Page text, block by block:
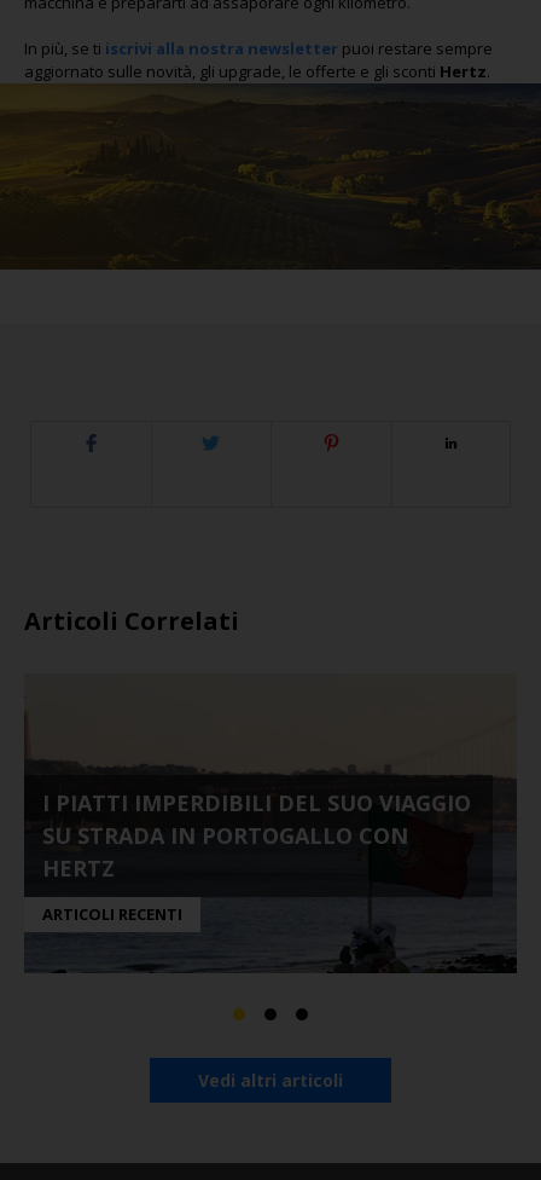
In più, se ti iscrivi alla nostra newsletter puoi restare sempre
aggiornato sulle novità, gli upgrade, le offerte e gli sconti Hertz.
Articoli Correlati
I PIATTI IMPERDIBILI DEL SUO VIAGGIO
SU STRADA IN PORTOGALLO CON
HERTZ
ARTICOLI RECENTI
Vedi altri articoli